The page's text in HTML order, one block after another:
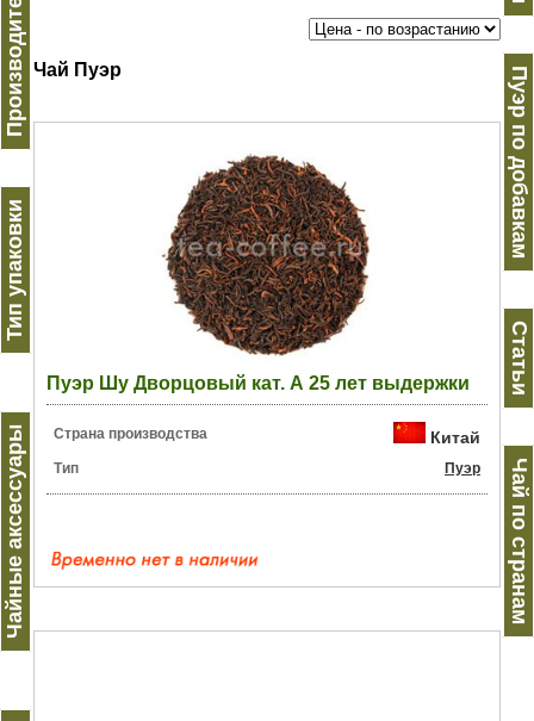
Тип упаковки
Чайные аксессуары
Чай Пуэр
Пуэр Шу Дворцовый кат. А 25 лет выдержки
Страна производства Китай
Тип Пуэр
Пуэр по добавкам
Статьи
Чай по странам